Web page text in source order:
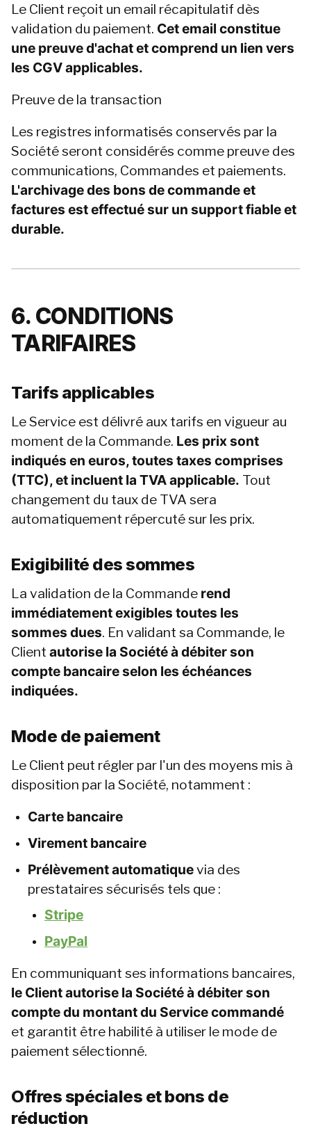
Le Client reçoit un email récapitulatif dès
validation du paiement. Cet email constitue
une preuve d'achat et comprend un lien vers
les CGV applicables.
Preuve de la transaction
Les registres informatisés conservés par la
Société seront considérés comme preuve des
communications, Commandes et paiements.
L'archivage des bons de commande et
factures est effectué sur un support fiable et
durable.
6. CONDITIONS
TARIFAIRES
Tarifs applicables
Le Service est délivré aux tarifs en vigueur au
moment de la Commande. Les prix sont
indiqués en euros, toutes taxes comprises
(TTC), et incluent la TVA applicable. Tout
changement du taux de TVA sera
automatiquement répercuté sur les prix.
Exigibilité des sommes
La validation de la Commande rend
immédiatement exigibles toutes les
sommes dues. En validant sa Commande, le
Client autorise la Société à débiter son
compte bancaire selon les échéances
indiquées.
Mode de paiement
Le Client peut régler par l'un des moyens mis à
disposition par la Société, notamment :
Carte bancaire
Virement bancaire
Prélèvement automatique via des
prestataires sécurisés tels que :
Stripe
PayPal
En communiquant ses informations bancaires,
le Client autorise la Société à débiter son
compte du montant du Service commandé
et garantit être habilité à utiliser le mode de
paiement sélectionné.
Offres spéciales et bons de
réduction